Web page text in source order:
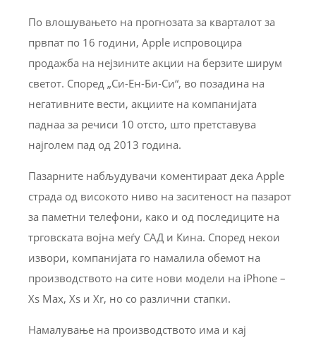
По влошувањето на прогнозата за кварталот за
првпат по 16 години, Apple испровоцира
продажба на нејзините акции на берзите ширум
светот. Според „Си-Ен-Би-Си“, во позадина на
негативните вести, акциите на компанијата
паднаа за речиси 10 отсто, што претставува
најголем пад од 2013 година.
Пазарните набљудувачи коментираат дека Apple
страда од високото ниво на заситеност на пазарот
за паметни телефони, како и од последиците на
трговската војна меѓу САД и Кина. Според некои
извори, компанијата го намалила обемот на
производството на сите нови модели на iPhone –
Xs Max, Xs и Xr, но со различни стапки.
Намалување на производството има и кај